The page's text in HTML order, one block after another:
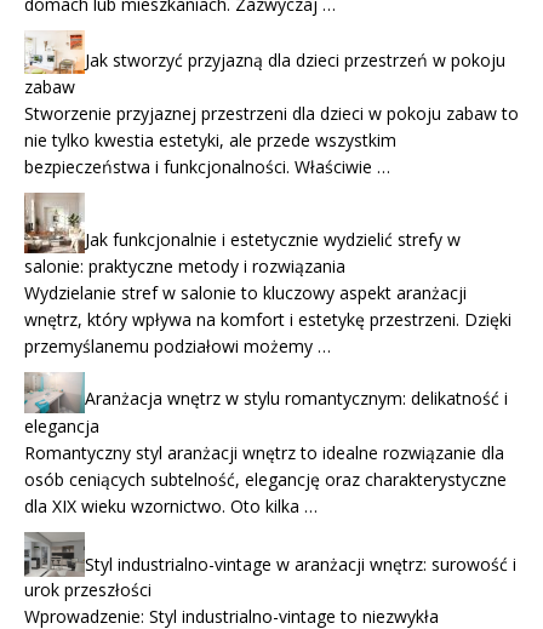
Jak stworzyć przyjazną dla dzieci przestrzeń w pokoju
zabaw
Stworzenie przyjaznej przestrzeni dla dzieci w pokoju zabaw to
nie tylko kwestia estetyki, ale przede wszystkim
bezpieczeństwa i funkcjonalności. Właściwie …
Jak funkcjonalnie i estetycznie wydzielić strefy w
salonie: praktyczne metody i rozwiązania
Wydzielanie stref w salonie to kluczowy aspekt aranżacji
wnętrz, który wpływa na komfort i estetykę przestrzeni. Dzięki
przemyślanemu podziałowi możemy …
Aranżacja wnętrz w stylu romantycznym: delikatność i
elegancja
Romantyczny styl aranżacji wnętrz to idealne rozwiązanie dla
osób ceniących subtelność, elegancję oraz charakterystyczne
dla XIX wieku wzornictwo. Oto kilka …
Styl industrialno-vintage w aranżacji wnętrz: surowość i
urok przeszłości
Wprowadzenie: Styl industrialno-vintage to niezwykła